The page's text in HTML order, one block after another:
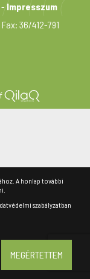
-Impresszum
36/412-791
A honlap további
szabályzatban
MEGÉRTETTEM